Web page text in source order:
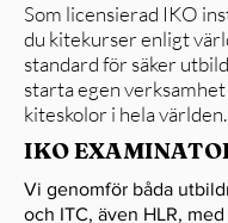
Som licensierad IKO
du kitekurser enligt
standard för säker
starta egen
kiteskolor i hela världen.
IKO
Vi genomför båda
och ITC, även HLR,